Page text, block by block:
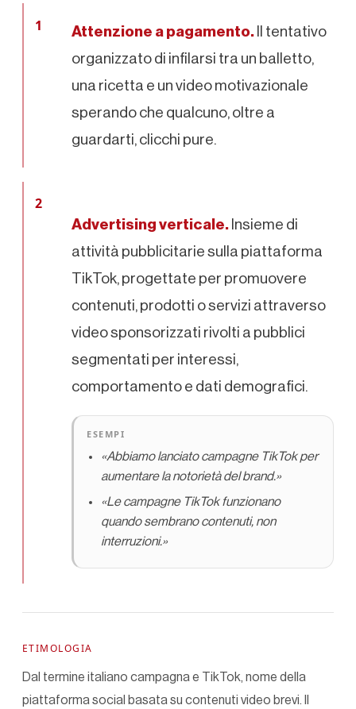
1 Attenzione a pagamento.
Il tentativo
organizzato di infilarsi tra un balletto,
una ricetta e un video motivazionale
sperando che qualcuno, oltre a
guardarti, clicchi pure.
2
Advertising verticale. Insieme di
attività pubblicitarie sulla piattaforma
TikTok, progettate per promuovere
contenuti, prodotti o servizi attraverso
video sponsorizzati rivolti a pubblici
segmentati per interessi,
comportamento e dati demografici.
ESEMPI
«Abbiamo lanciato campagne TikTok per
aumentare la notorietà del brand.»
«Le campagne TikTok funzionano
quando sembrano contenuti, non
interruzioni.»
ETIMOLOGIA
Dal termine italiano campagna e TikTok, nome della
piattaforma social basata su contenuti video brevi. Il